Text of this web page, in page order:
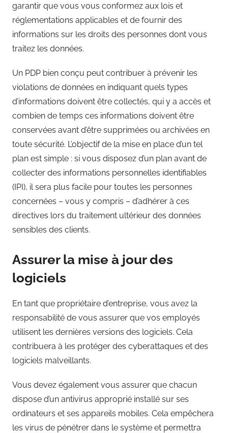
garantir que vous vous conformez aux lois et
réglementations applicables et de fournir des
informations sur les droits des personnes dont vous
traitez les données.
Un PDP bien conçu peut contribuer à prévenir les
violations de données en indiquant quels types
d’informations doivent être collectés, qui y a accès et
combien de temps ces informations doivent être
conservées avant d’être supprimées ou archivées en
toute sécurité. L’objectif de la mise en place d’un tel
plan est simple : si vous disposez d’un plan avant de
collecter des informations personnelles identifiables
(IPI), il sera plus facile pour toutes les personnes
concernées – vous y compris – d’adhérer à ces
directives lors du traitement ultérieur des données
sensibles des clients.
Assurer la mise à jour des
logiciels
En tant que propriétaire d’entreprise, vous avez la
responsabilité de vous assurer que vos employés
utilisent les dernières versions des logiciels. Cela
contribuera à les protéger des cyberattaques et des
logiciels malveillants.
Vous devez également vous assurer que chacun
dispose d’un antivirus approprié installé sur ses
ordinateurs et ses appareils mobiles. Cela empêchera
les virus de pénétrer dans le système et permettra